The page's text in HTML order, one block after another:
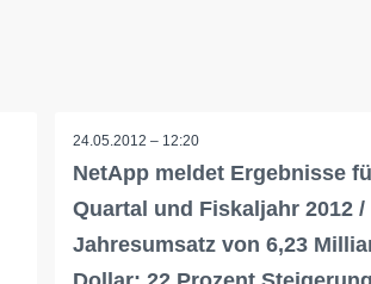
24.05.2012 – 12:20
NetApp meldet Ergebnisse
Quartal und Fiskaljahr 2012 /
Jahresumsatz von 6,23